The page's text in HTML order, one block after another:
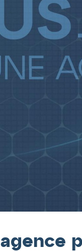
agence